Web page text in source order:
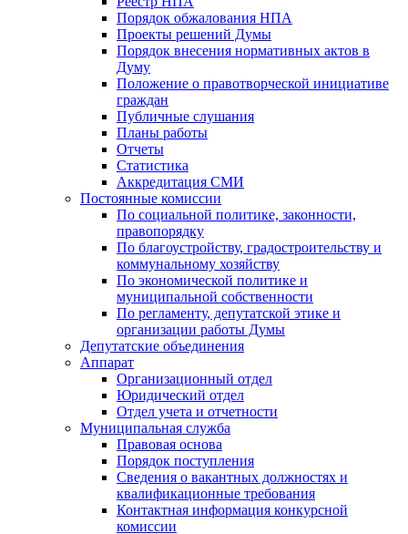
Порядок обжалования НПА
Проекты решений Думы
Порядок внесения нормативных актов в
Думу
Положение о правотворческой инициативе
граждан
Публичные слушания
Планы работы
Отчеты
Статистика
Аккредитация СМИ
Постоянные комиссии
По социальной политике, законности,
правопорядку
По благоустройству, градостроительству и
коммунальному хозяйству
По экономической политике и
муниципальной собственности
По регламенту, депутатской этике и
организации работы Думы
Депутатские объединения
Аппарат
Организационный отдел
Юридический отдел
Отдел учета и отчетности
Муниципальная служба
Правовая основа
Порядок поступления
Сведения о вакантных должностях и
квалификационные требования
Контактная информация конкурсной
комиссии